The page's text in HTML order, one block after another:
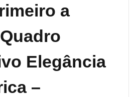
a
Elegância
–